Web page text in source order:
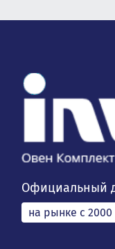
Официальный
на рынке с 2000